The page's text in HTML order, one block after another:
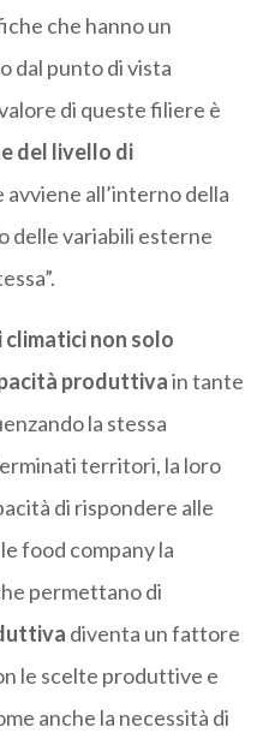
che hanno un
dal punto di vista
di queste filiere è
del livello di
all’interno della
delle variabili esterne
non solo
produttivain tante
la stessa
territori, la loro
di rispondere alle
food company la
permettano di
diventa un fattore
le scelte produttive e
anche la necessità di